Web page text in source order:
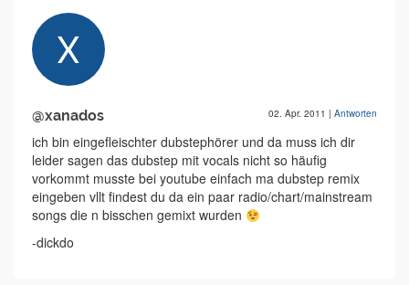
@xanados 02. Apr. 2011 | Antworten
ich bin eingefleischter dubstephörer und da muss ich dir
leider sagen das dubstep mit vocals nicht so häufig
vorkommt musste bei youtube einfach ma dubstep remix
eingeben vllt findest du da ein paar radio/chart/mainstream
songs die n bisschen gemixt wurden
-dickdo